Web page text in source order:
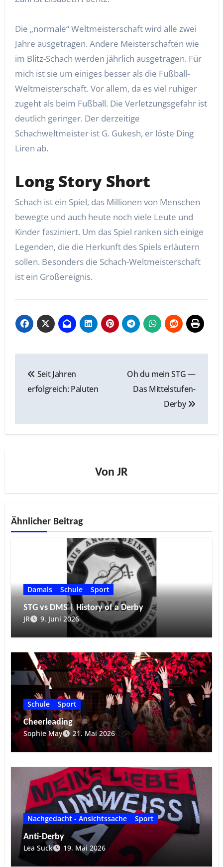
Die „normale“ Weltmeisterschaft wird alle zwei
Jahre ausgetragen. Andere Meisterschaften wie
im Blitz-Schach werden jährlich ausgetragen. Für
mich ist sie um einiges besser als die Fußball-
Weltmeisterschaft. Vor allem, da es viel ruhiger
zugeht als beim Fußball. Die Verletzungsgefahr ist
deutlich geringer. Der derzeitige
Schachweltmeister ist G. Gukesh, er löste Ding
Liren ab.
Long Story Short
Schach ist ein Spiel, das Millionen von Menschen
bewegte und auch heute noch viele Leute und
Kinder fasziniert. Um das Spiel ranken sich einige
Legenden, die die Herkunft des Spiels erläutern
sollen. Besonders die Schach-Weltmeisterschaft
ist ein Großereignis.
Seit Jahren
erfolgreich: Paluten
Oh du mein STG —
Das Mittelstufen-
Derby
Von JR
Ähnlicher Beitrag
Damals Schule
Sport
STG vs DMS | History of a Derby
JR
9. Juni 2026
Schule
Sport
Cheerleading
Sophie May
21. Mai 2026
Nachgedacht - Ansichtssache
Sport
Anti-Derby
Lea Suck
19. Mai 2026